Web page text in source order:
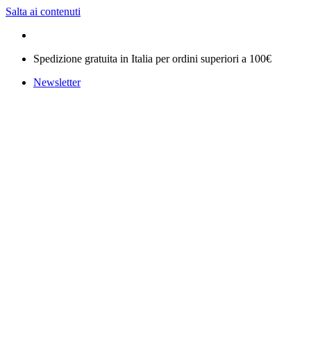
Salta ai contenuti
Spedizione gratuita in Italia per ordini superiori a 100€
Newsletter